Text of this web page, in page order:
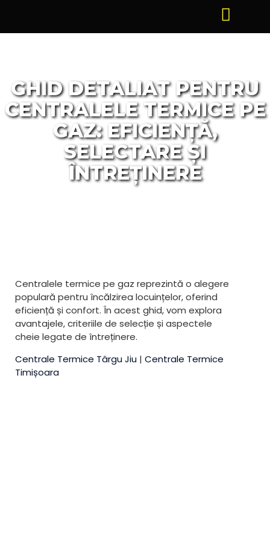
GHID DETALIAT PENTRU
CENTRALELE TERMICE PE
GAZ: EFICIENȚĂ,
SELECTARE ȘI
ÎNTREȚINERE
Centralele termice pe gaz reprezintă o alegere
populară pentru încălzirea locuințelor, oferind
eficiență și confort. În acest ghid, vom explora
avantajele, criteriile de selecție și aspectele
cheie legate de întreținere.
Centrale Termice Târgu Jiu | Centrale Termice
Timișoara